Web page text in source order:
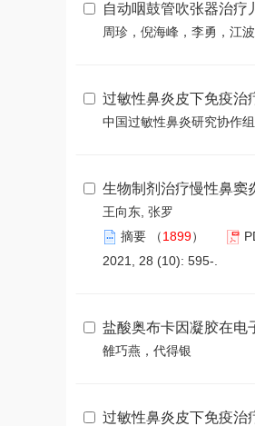
自动咽鼓管吹张器治疗
周珍，倪海峰，李勇，江
过敏性鼻炎皮下免疫治
中国过敏性鼻炎研究协作组
生物制剂治疗慢性鼻窦
王向东, 张罗
摘要 （1899）
2021, 28 (10): 595-.
盐酸奥布卡因凝胶在电
雒巧燕，代得银
过敏性鼻炎皮下免疫治